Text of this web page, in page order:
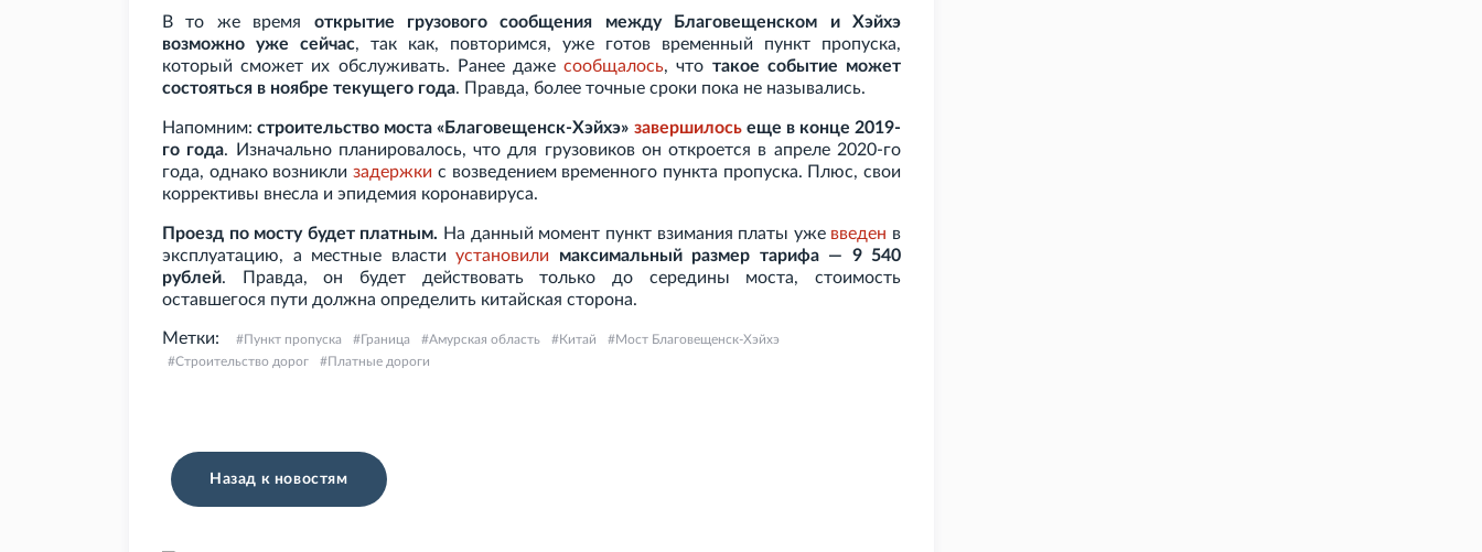
В то же время открытие грузового сообщения между Благовещенском и Хэйхэ
возможно уже сейчас, так как, повторимся, уже готов временный пункт пропуска,
который сможет их обслуживать. Ранее дажесообщалось, что такое событие может
состояться в ноябре текущего года. Правда, более точные сроки пока не назывались.
Напомним:строительство моста «Благовещенск-Хэйхэ» завершилосьеще в конце 2019-
го года. Изначально планировалось, что для грузовиков он откроется в апреле 2020-го
года, однако возниклизадержки с возведением временного пункта пропуска. Плюс, свои
коррективы внесла и эпидемия коронавируса.
Проезд по мосту будет платным. На данный момент пункт взимания платы уже введен в
эксплуатацию, а местные власти установили максимальный размер тарифа — 9 540
рублей. Правда, он будет действовать только до середины моста, стоимость
оставшегося пути должна определить китайская сторона.
Метки: Пункт пропуска Граница Амурская область Китай
Мост Благовещенск-Хэйхэ
Строительство дорог
Платные дороги
Назад к новостям